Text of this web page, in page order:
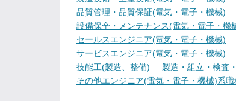
品質管理・品質保証(電気・電子・機械)
設備保全・メンテナンス(電気・電子・機
セールスエンジニア(電気・電子・機械)
サービスエンジニア(電気・電子・機械)
技能工(製造、整備)
製造・組立・検査
その他エンジニア(電気・電子・機械)系職